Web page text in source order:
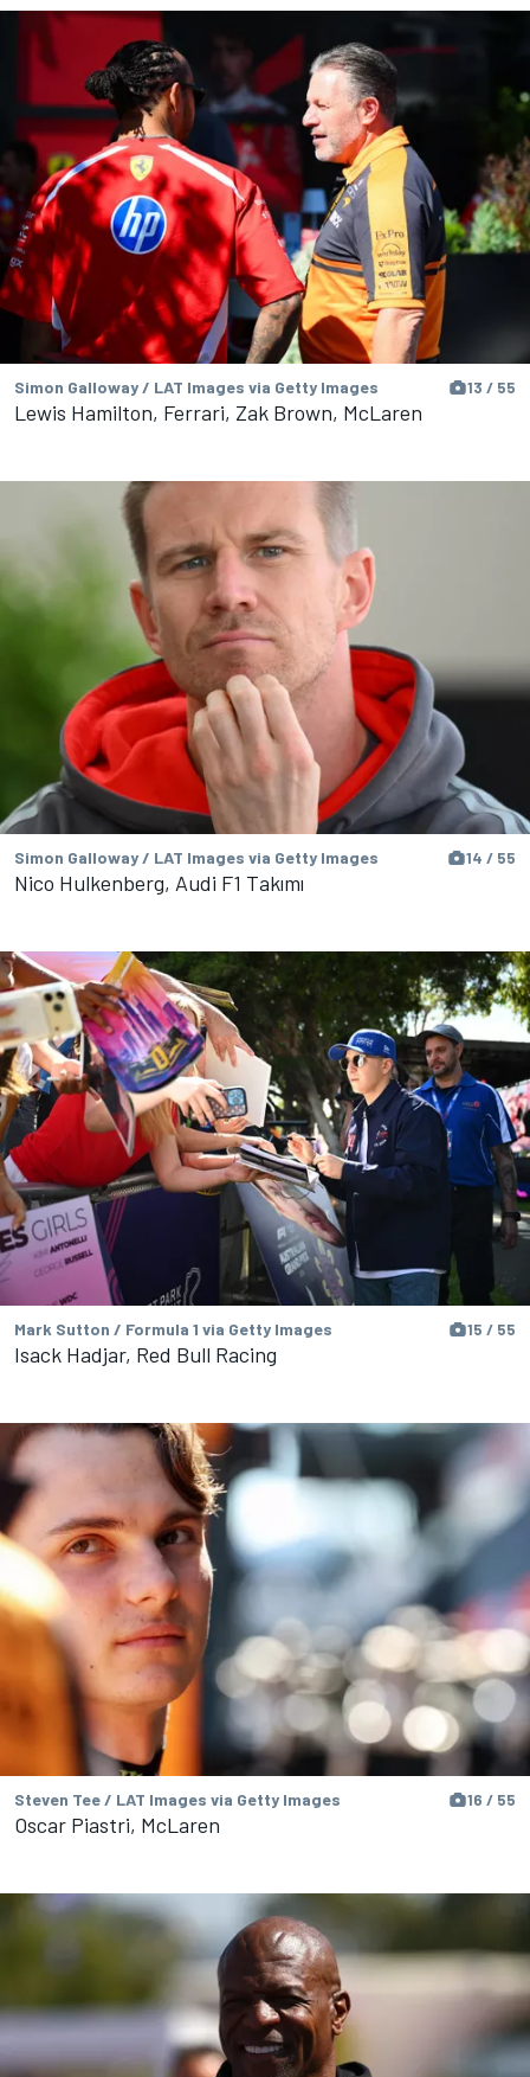
Simon Galloway / LAT Images via Getty Images 13 / 55
Lewis Hamilton, Ferrari, Zak Brown, McLaren
Simon Galloway / LAT Images via Getty Images 14 / 55
Nico Hulkenberg, Audi F1 Takımı
Mark Sutton / Formula 1 via Getty Images 15 / 55
Isack Hadjar, Red Bull Racing
Steven Tee / LAT Images via Getty Images 16 / 55
Oscar Piastri, McLaren